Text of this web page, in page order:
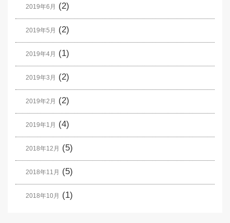
2019年6月 (2)
2019年5月 (2)
2019年4月 (1)
2019年3月 (2)
2019年2月 (2)
2019年1月 (4)
2018年12月 (5)
2018年11月 (5)
2018年10月 (1)